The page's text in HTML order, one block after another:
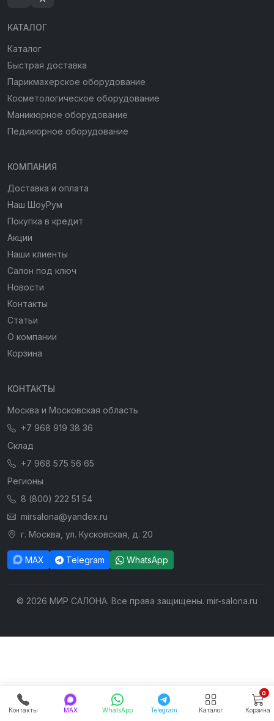
КАТАЛОГ
Каталог
Быстрая доставка
Парикмахерское оборудование
Косметологическое оборудование
Маникюрное оборудование
Педикюрное оборудование
КОМПАНИЯ
Доставка и оплата
Наш ШоуРум
Покупка в кредит
Акции
Наши клиенты
Салон под ключ
Новости
Контакты
Статьи
О компании
Корзина
КОНТАКТЫ
Москва и Московская область
+7 968 919 38 36
Склад
+7 968 575 56 65
Регионы
8 (800) 222 51 54
mirsalona@yandex.ru
г. Москва, ул. Кусковская, д. 20
MAX Telegram WhatsApp
© 2026 МИР САЛОНА. Все права защищены. mir-salona.ru
Контакты MAX WhatsApp Telegram Каталог
0
Корзина